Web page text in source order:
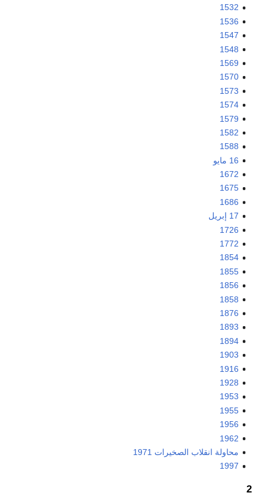
1532
1536
1547
1548
1569
1570
1573
1574
1579
1582
1588
16 مايو
1672
1675
1686
17 إبريل
1726
1772
1854
1855
1856
1858
1876
1893
1894
1903
1916
1928
1953
1955
1956
1962
محاولة انقلاب الصخيرات 1971
1997
2